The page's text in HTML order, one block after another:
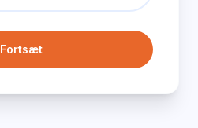
Fortsæt